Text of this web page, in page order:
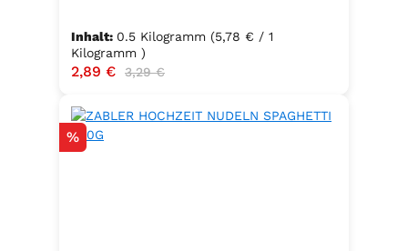
Inhalt: 0.5 Kilogramm (5,78 € / 1
Kilogramm )
Verkaufspreis:
2,89 € Regulärer Preis:
3,29 €
Rabatt
%